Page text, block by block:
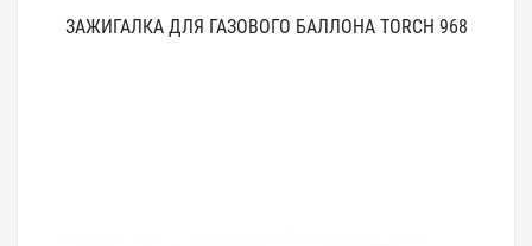
ЗАЖИГАЛКА ДЛЯ ГАЗОВОГО БАЛЛОНА TORCH 968